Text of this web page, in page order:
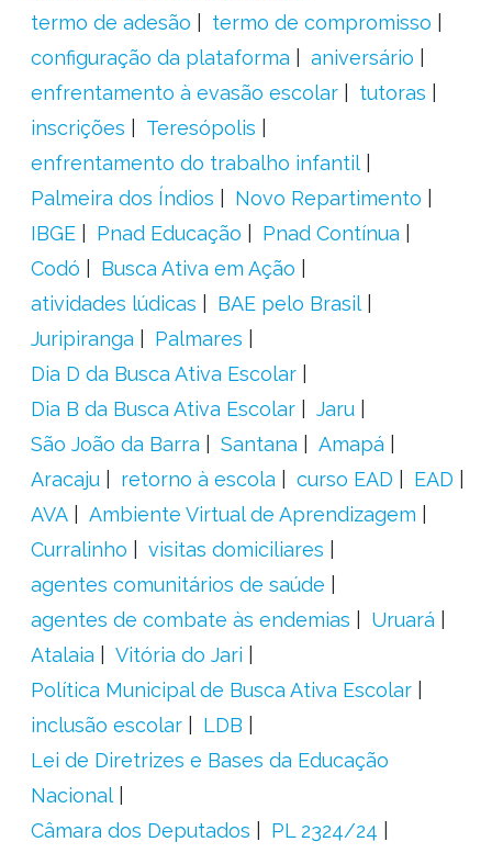
termo de adesão
termo de compromisso
configuração da plataforma
aniversário
enfrentamento à evasão escolar
tutoras
inscrições
Teresópolis
enfrentamento do trabalho infantil
Palmeira dos Índios
Novo Repartimento
IBGE
Pnad Educação
Pnad Contínua
Codó
Busca Ativa em Ação
atividades lúdicas
BAE pelo Brasil
Juripiranga
Palmares
Dia D da Busca Ativa Escolar
Dia B da Busca Ativa Escolar
Jaru
São João da Barra
Santana
Amapá
Aracaju
retorno à escola curso EAD
EAD
AVA
Ambiente Virtual de Aprendizagem
Curralinho
visitas domiciliares
agentes comunitários de saúde
agentes de combate às endemias
Uruará
Atalaia
Vitória do Jari
Política Municipal de Busca Ativa Escolar
inclusão escolar
LDB
Lei de Diretrizes e Bases da Educação
Nacional
Câmara dos Deputados
PL 2324/24